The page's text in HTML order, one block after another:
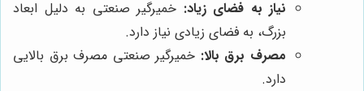
نیاز به فضای زیاد: خمیرگیر صنعتی به دلیل ابعاد
بزرگ، به فضای زیادی نیاز دارد.
مصرف برق بالا: خمیرگیر صنعتی مصرف برق بالایی
دارد.